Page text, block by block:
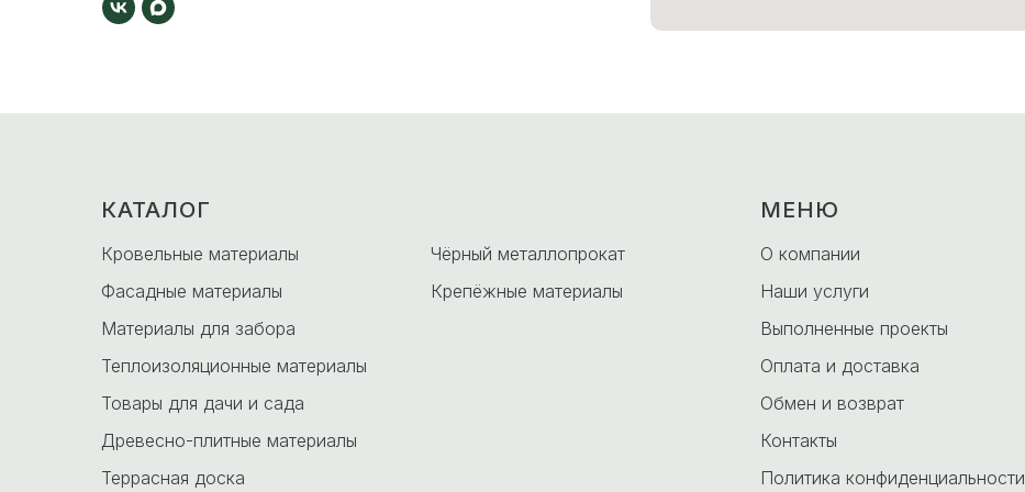
КАТАЛОГ
Кровельные материалы
Фасадные материалы
Материалы для забора
Теплоизоляционные материалы
Товары для дачи и сада
Древесно-плитные материалы
Террасная доска
Чёрный металлопрокат
Крепёжные материалы
МЕНЮ
О компании
Наши услуги
Выполненные проекты
Оплата и доставка
Обмен и возврат
Контакты
Политика конфиденциальности